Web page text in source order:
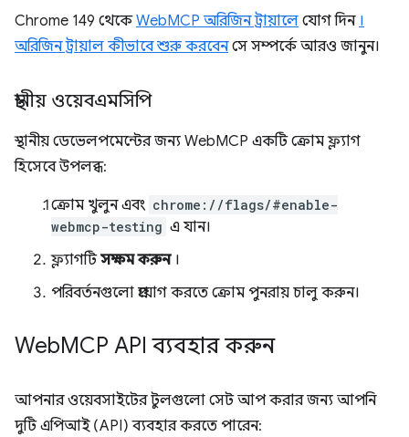
Chrome 149 থেকেWebMCP অরিজিন ট্রায়ালে যোগ দিন ।
অরিজিন ট্রায়াল কীভাবে শুরু করবেনসে সম্পর্কে আরও জানুন।
স্থানীয় ওয়েবএমসিপি
স্থানীয় ডেভেলপমেন্টের জন্য WebMCP একটি ক্রোম ফ্ল্যাগ
হিসেবে উপলব্ধ:
ক্রোম খুলুন এবং chrome://flags/#enable-
webmcp-testing এ যান।
ফ্ল্যাগটিসক্ষম করুন।
পরিবর্তনগুলো প্রয়োগ করতে ক্রোম পুনরায় চালু করুন।
WebMCP API ব্যবহার করুন
আপনার ওয়েবসাইটের টুলগুলো সেট আপ করার জন্য আপনি
দুটি এপিআই (API) ব্যবহার করতে পারেন: